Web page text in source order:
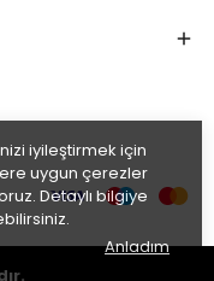
iyileştirmek için
uygun çerezler
Detaylı bilgiye
Anladım